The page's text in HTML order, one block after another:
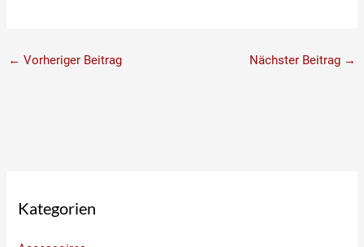
← Vorheriger Beitrag Nächster Beitrag →
Kategorien